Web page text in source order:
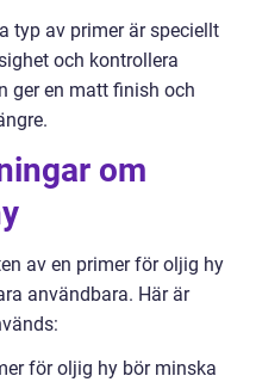
typ av primer är speciellt
och kontrollera
ger en matt finish och
om
av en primer för oljig hy
användbara. Här är
för oljig hy bör minska